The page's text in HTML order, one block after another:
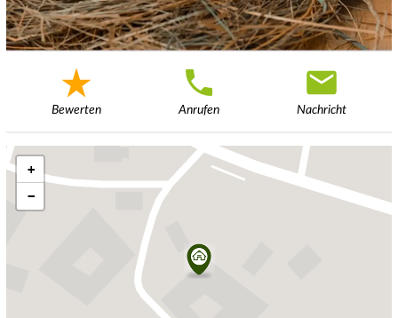
Bewerten Anrufen Nachricht
+
−